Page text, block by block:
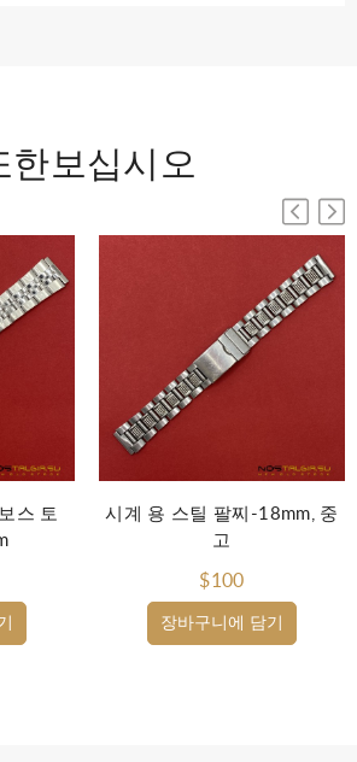
한보십시오
스 토
장바구니에 담기
시계 용 스틸 팔찌-18mm, 중
고
$100